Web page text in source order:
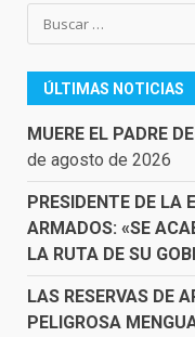
Buscar:
ÚLTIMAS NOTICIAS
MUERE EL PADRE
de agosto de 2026
PRESIDENTE DE LA
ARMADOS: «SE
LA RUTA DE SU
LAS RESERVAS DE
PELIGROSA